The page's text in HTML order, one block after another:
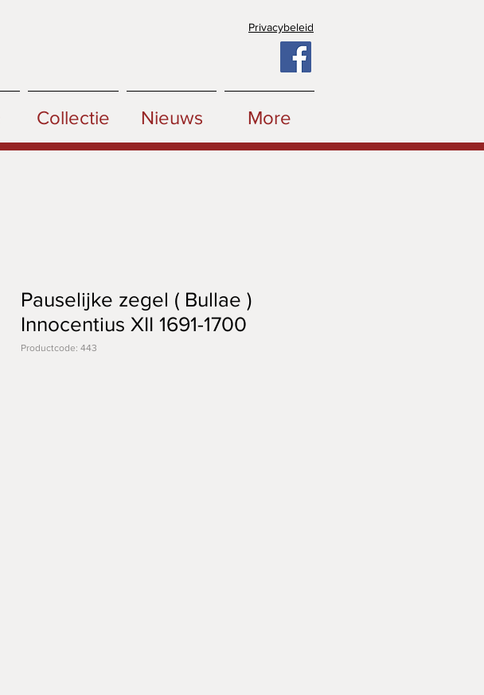
Collectie Nieuws More
Privacybeleid
Pauselijke zegel ( Bullae )
Innocentius XII 1691-1700
Productcode: 443